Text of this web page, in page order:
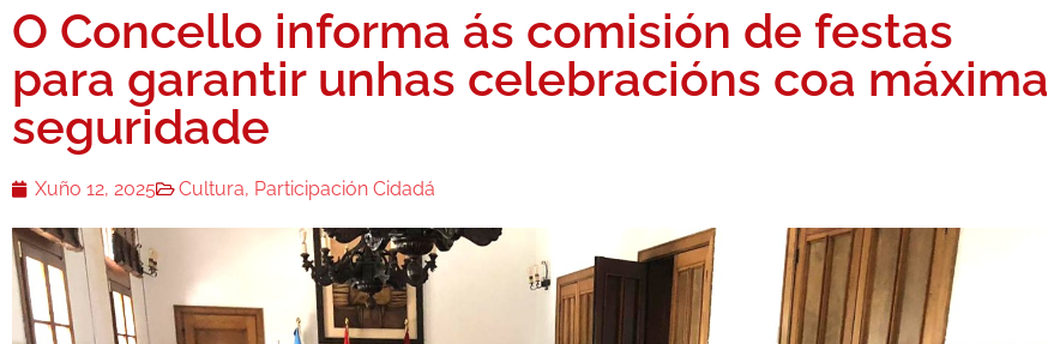
O Concello informa ás comisión de festas
para garantir unhas celebracións coa máxima
seguridade
Xuño 12, 2025 Cultura, Participación Cidadá